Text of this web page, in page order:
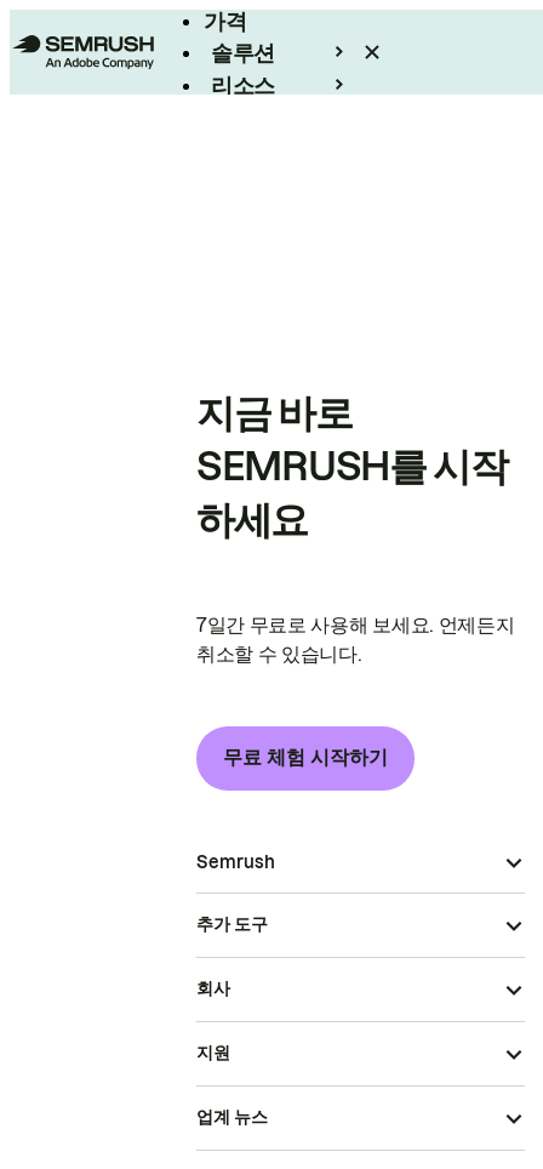
가격
솔루션
리소스
지금 바로
SEMRUSH를 시작
하세요
7일간 무료로 사용해 보세요. 언제든지
취소할 수 있습니다.
무료 체험 시작하기
Semrush
추가 도구
회사
지원
업계 뉴스